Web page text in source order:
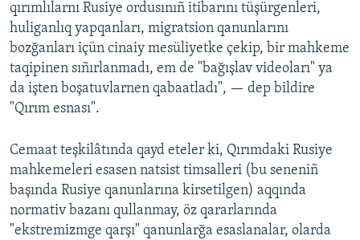
qırımlılarnı Rusiye ordusınıñ itibarını tüşürgenleri,
huliganlıq yapqanları, migratsion qanunlarını
bozğanları içün cinaiy mesüliyetke çekip, bir mahkeme
taqipinen sıñırlanmadı, em de "bağışlav videoları" ya
da işten boşatuvlarnen qabaatladı", — dep bildire
"Qırım esnası".
Cemaat teşkilâtında qayd eteler ki, Qırımdaki Rusiye
mahkemeleri esasen natsist timsalleri (bu seneniñ
başında Rusiye qanunlarına kirsetilgen) aqqında
normativ bazanı qullanmay, öz qararlarında
"ekstremizmge qarşı" qanunlarğa esaslanalar, olarda